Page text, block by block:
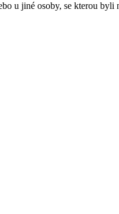
u jiné osoby, se kterou